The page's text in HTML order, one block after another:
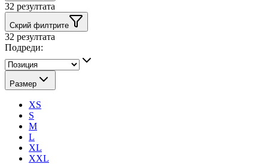
32 резултата
Скрий филтрите
32 резултата
Подреди:
Размер
XS
S
M
L
XL
XXL